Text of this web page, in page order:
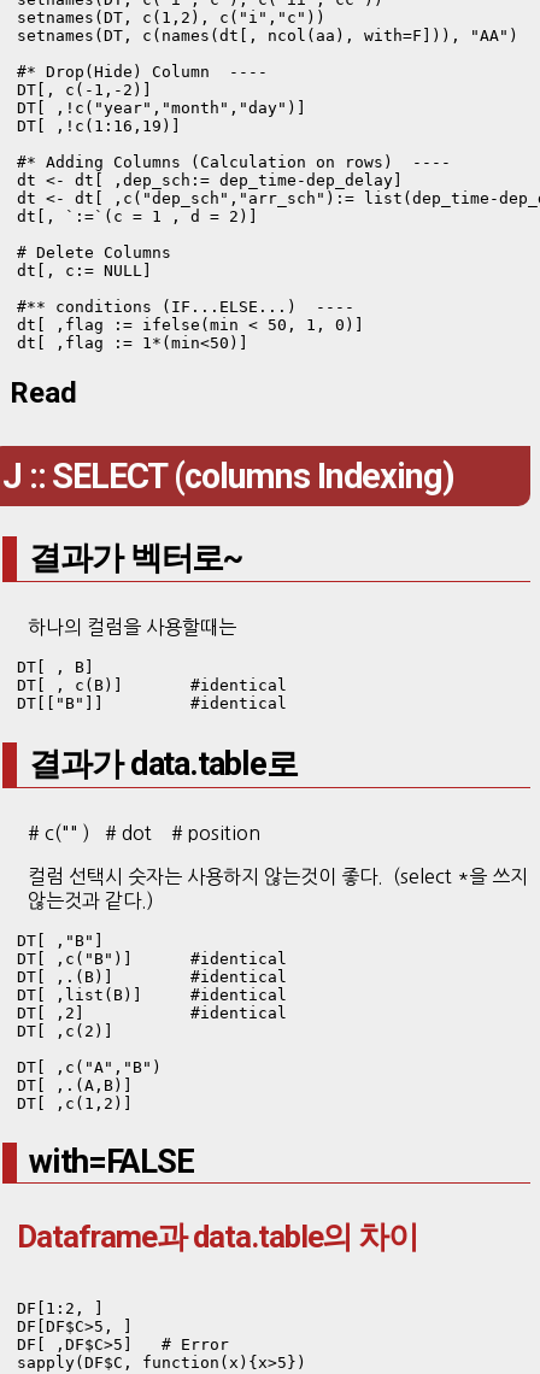
setnames(DT, c(1,2), c("i","c"))
setnames(DT, c(names(dt[, ncol(aa), with=F])), "AA")
#* Drop(Hide) Column  ----
DT[, c(-1,-2)]
DT[ ,!c("year","month","day")]
DT[ ,!c(1:16,19)]
#* Adding Columns (Calculation on rows)  ----
dt <- dt[ ,dep_sch:= dep_time-dep_delay]
dt <- dt[ ,c("dep_sch","arr_sch"):= list(dep_time-
dt[, `:=`(c = 1 , d = 2)]
# Delete Columns
dt[, c:= NULL]
#** conditions (IF...ELSE...)  ----
dt[ ,flag := ifelse(min < 50, 1, 0)]
dt[ ,flag := 1*(min<50)]
Read
J :: SELECT (columns Indexing)
결과가 벡터로~
하나의 컬럼을 사용할때는
DT[ , B]
DT[ , c(B)]       #identical
DT[["B"]]         #identical
결과가 data.table로
# c("" ) # dot # position
컬럼 선택시 숫자는 사용하지 않는것이 좋다. (select *을 쓰지
않는것과 같다.)
DT[ ,"B"]
DT[ ,c("B")]      #identical
DT[ ,.(B)]        #identical
DT[ ,list(B)]     #identical
DT[ ,2]           #identical
DT[ ,c(2)]
DT[ ,c("A","B")
DT[ ,.(A,B)]
DT[ ,c(1,2)]
with=FALSE
Dataframe과 data.table의 차이
DF[1:2, ]
DF[DF$C>5, ]
DF[ ,DF$C>5]   # Error
sapply(DF$C, function(x){x>5})